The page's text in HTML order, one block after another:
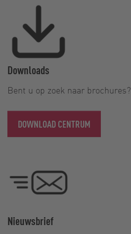
Downloads
Bent u op zoek naar brochures?
DOWNLOAD CENTRUM
Nieuwsbrief